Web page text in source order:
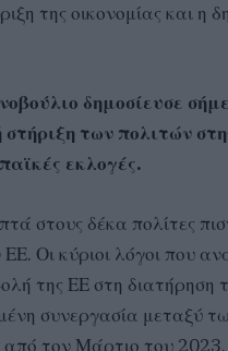
της οικονομίας και η
δημοσίευσε
στήριξη των πολιτών
εκλογές.
στους δέκα πολίτες
Οι κύριοι λόγοι που
της ΕΕ στη διατήρηση
συνεργασία μεταξύ
τον Μάρτιο του 2023,